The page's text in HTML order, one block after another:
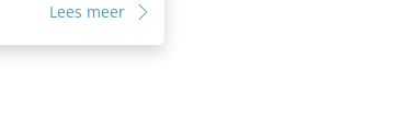
Lees meer